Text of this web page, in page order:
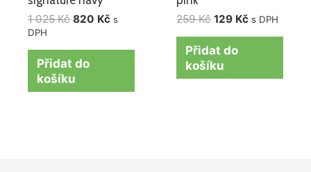
1 025Kč 820 Kč s
DPH
Přidat do
košíku
259Kč 129 Kč s DPH
Přidat do
košíku